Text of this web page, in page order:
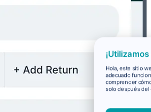
Hola, este sitio
adecuado
comprender
solo después